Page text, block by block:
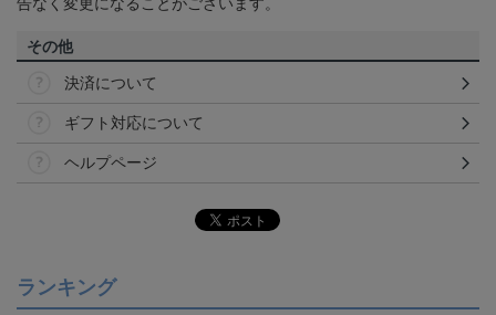
その他
決済について
ギフト対応について
ヘルプページ
ランキング